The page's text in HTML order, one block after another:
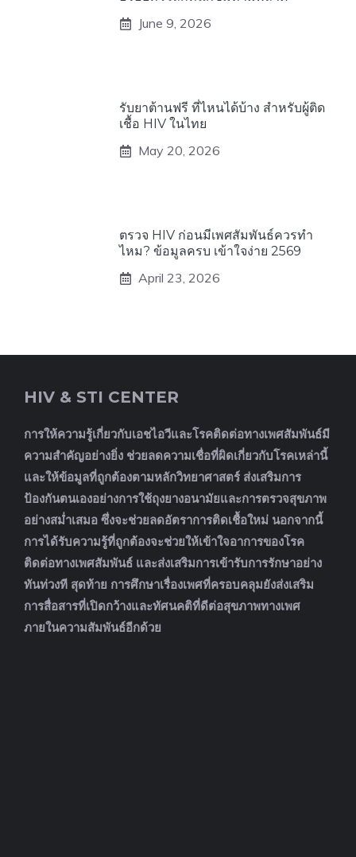
June 9, 2026
รับยาต้านฟรี ที่ไหนได้บ้าง สำหรับผู้ติด
เชื้อ HIV ในไทย
May 20, 2026
ตรวจ HIV ก่อนมีเพศสัมพันธ์ควรทำ
ไหม? ข้อมูลครบ เข้าใจง่าย 2569
April 23, 2026
HIV & STI CENTER
การให้ความรู้เกี่ยวกับเอชไอวีและโรคติดต่อทางเพศสัมพันธ์มี
ความสำคัญอย่างยิ่ง ช่วยลดความเชื่อที่ผิดเกี่ยวกับโรคเหล่านี้
และให้ข้อมูลที่ถูกต้องตามหลักวิทยาศาสตร์ ส่งเสริมการ
ป้องกันตนเองอย่างการใช้ถุงยางอนามัยและการตรวจสุขภาพ
อย่างสม่ำเสมอ ซึ่งจะช่วยลดอัตราการติดเชื้อใหม่ นอกจากนี้
การได้รับความรู้ที่ถูกต้องจะช่วยให้เข้าใจอาการของโรค
ติดต่อทางเพศสัมพันธ์ และส่งเสริมการเข้ารับการรักษาอย่าง
ทันท่วงที สุดท้าย การศึกษาเรื่องเพศที่ครอบคลุมยังส่งเสริม
การสื่อสารที่เปิดกว้างและทัศนคติที่ดีต่อสุขภาพทางเพศ
ภายในความสัมพันธ์อีกด้วย